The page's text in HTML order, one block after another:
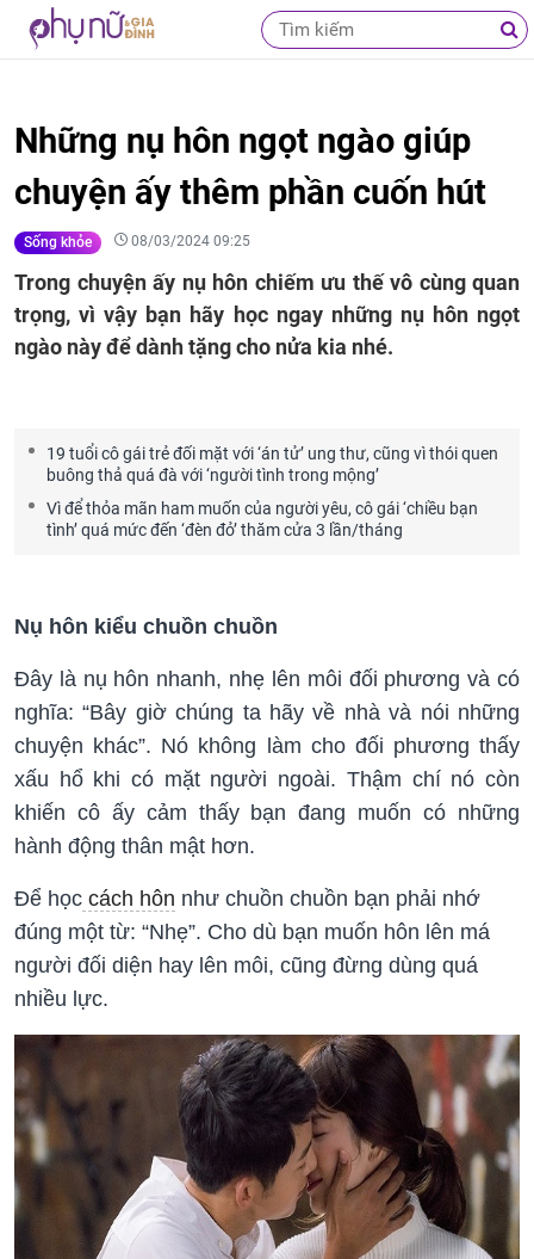
Những nụ hôn ngọt ngào giúp
chuyện ấy thêm phần cuốn hút
Sống khỏe 08/03/2024 09:25
Trong chuyện ấy nụ hôn chiếm ưu thế vô cùng quan
trọng, vì vậy bạn hãy học ngay những nụ hôn ngọt
ngào này để dành tặng cho nửa kia nhé.
19 tuổi cô gái trẻ đối mặt với ‘án tử’ ung thư, cũng vì thói quen
buông thả quá đà với ‘người tình trong mộng’
Vì để thỏa mãn ham muốn của người yêu, cô gái ‘chiều bạn
tình’ quá mức đến ‘đèn đỏ’ thăm cửa 3 lần/tháng
Nụ hôn kiểu chuồn chuồn
Đây là nụ hôn nhanh, nhẹ lên môi đối phương và có
nghĩa: “Bây giờ chúng ta hãy về nhà và nói những
chuyện khác”. Nó không làm cho đối phương thấy
xấu hổ khi có mặt người ngoài. Thậm chí nó còn
khiến cô ấy cảm thấy bạn đang muốn có những
hành động thân mật hơn.
Để học cách hôn như chuồn chuồn bạn phải nhớ
đúng một từ: “Nhẹ”. Cho dù bạn muốn hôn lên má
người đối diện hay lên môi, cũng đừng dùng quá
nhiều lực.